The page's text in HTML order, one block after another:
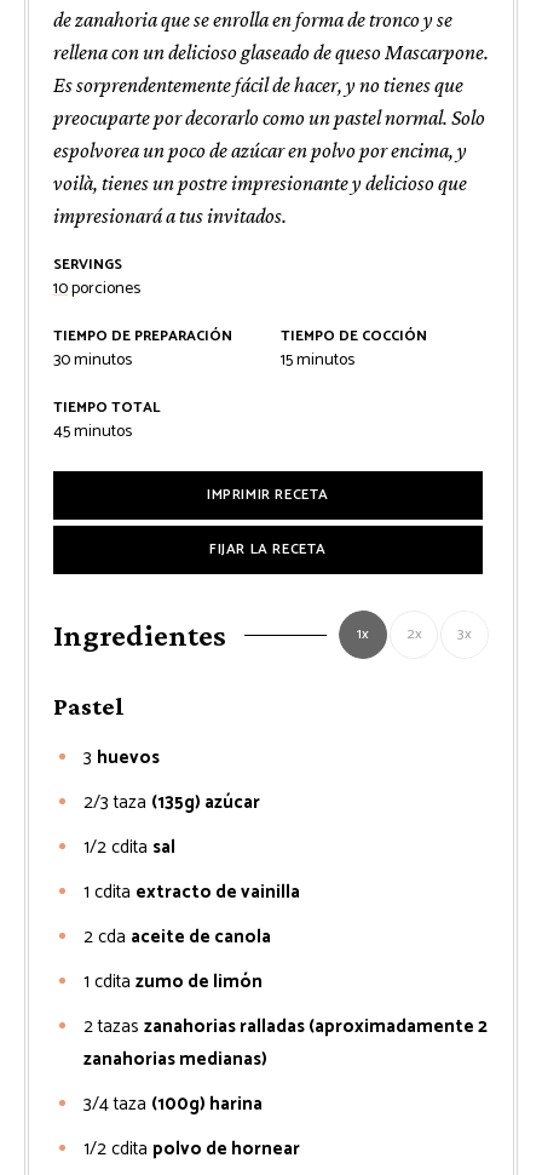
de zanahoria que se enrolla en forma de tronco y se
rellena con un delicioso glaseado de queso Mascarpone.
Es sorprendentemente fácil de hacer, y no tienes que
preocuparte por decorarlo como un pastel normal. Solo
espolvorea un poco de azúcar en polvo por encima, y
voilà, tienes un postre impresionante y delicioso que
impresionará a tus invitados.
SERVINGS
10porciones
TIEMPO DE PREPARACIÓN
30minutos
minutos
TIEMPO DE COCCIÓN
15minutos
minutos
TIEMPO TOTAL
45minutos
minutos
IMPRIMIR RECETA
FIJAR LA RECETA
Ingredientes 1x 2x 3x
Pastel
3 huevos
2/3 taza (135g) azúcar
1/2cdita sal
1 cdita extracto de vainilla
2cda aceite de canola
1 cdita zumo de limón
2tazas zanahorias ralladas (aproximadamente 2
zanahorias medianas)
3/4taza (100g) harina
1/2cdita polvo de hornear